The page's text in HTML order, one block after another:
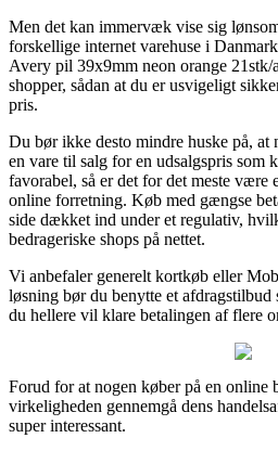
Men det kan immervæk vise sig
forskellige internet varehuse i
Avery pil 39x9mm neon orange
shopper, sådan at du er usvigeligt
pris.
Du bør ikke desto mindre huske på, at
en vare til salg for en udsalgspris som
favorabel, så er det for det meste være
online forretning. Køb med gængse
side dækket ind under et regulativ,
bedrageriske shops på nettet.
Vi anbefaler generelt kortkøb eller
løsning bør du benytte et
du hellere vil klare betalingen af flere
Forud for at nogen køber på en online
virkeligheden gennemgå dens
super interessant.